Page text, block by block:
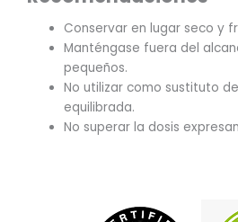
Conservar en lugar seco y
Manténgase fuera del
pequeños.
No utilizar como sustituto
equilibrada.
No superar la dosis